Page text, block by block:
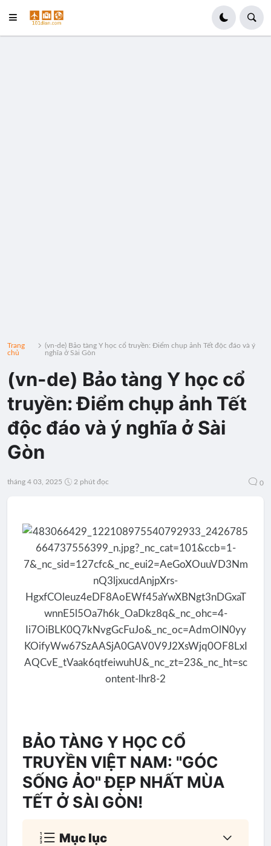
Trang
chủ
(vn-de) Bảo tàng Y học cổ truyền: Điểm chụp ảnh Tết độc đáo và ý
nghĩa ở Sài Gòn
(vn-de) Bảo tàng Y học cổ
truyền: Điểm chụp ảnh Tết
độc đáo và ý nghĩa ở Sài
Gòn
tháng 4 03, 2025 2 phút đọc 0
BẢO TÀNG Y HỌC CỔ
TRUYỀN VIỆT NAM: "GÓC
SỐNG ẢO" ĐẸP NHẤT MÙA
TẾT Ở SÀI GÒN!
Mục lục